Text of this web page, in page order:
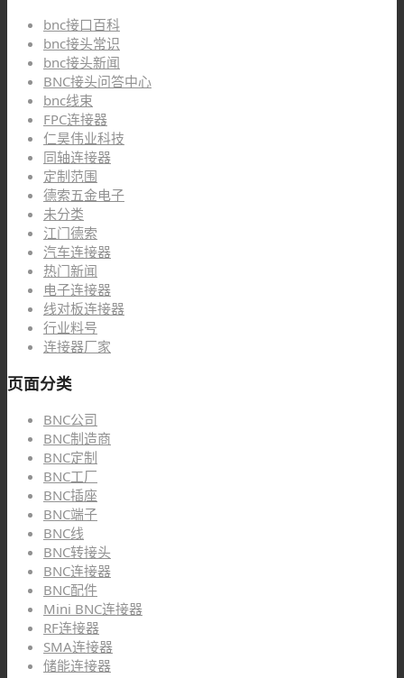
bnc接口百科
bnc接头常识
bnc接头新闻
BNC接头问答中心
bnc线束
FPC连接器
仁昊伟业科技
同轴连接器
定制范围
德索五金电子
未分类
江门德索
汽车连接器
热门新闻
电子连接器
线对板连接器
行业料号
连接器厂家
页面分类
BNC公司
BNC制造商
BNC定制
BNC工厂
BNC插座
BNC端子
BNC线
BNC转接头
BNC连接器
BNC配件
Mini BNC连接器
RF连接器
SMA连接器
储能连接器